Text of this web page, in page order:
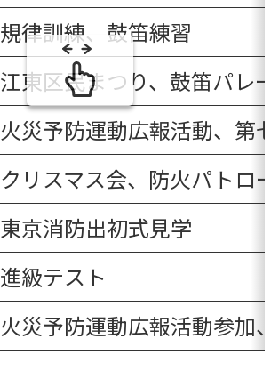
規律訓練、鼓笛練習
江東区民まつり、鼓笛パレ
火災予防運動広報活動、第
クリスマス会、防火パトロ
東京消防出初式見学
進級テスト
火災予防運動広報活動参加